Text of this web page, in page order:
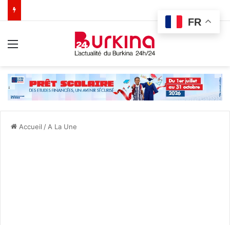
Accueil / A La Une
FR